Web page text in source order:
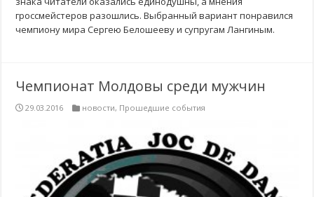
гроссмейстеров разошлись. Выбранный вариант понравился
чемпиону мира Сергею Белошееву и супругам Лангиным.
Чемпионат Молдовы среди мужчин
29.03.2016 новости, Прошедшие события